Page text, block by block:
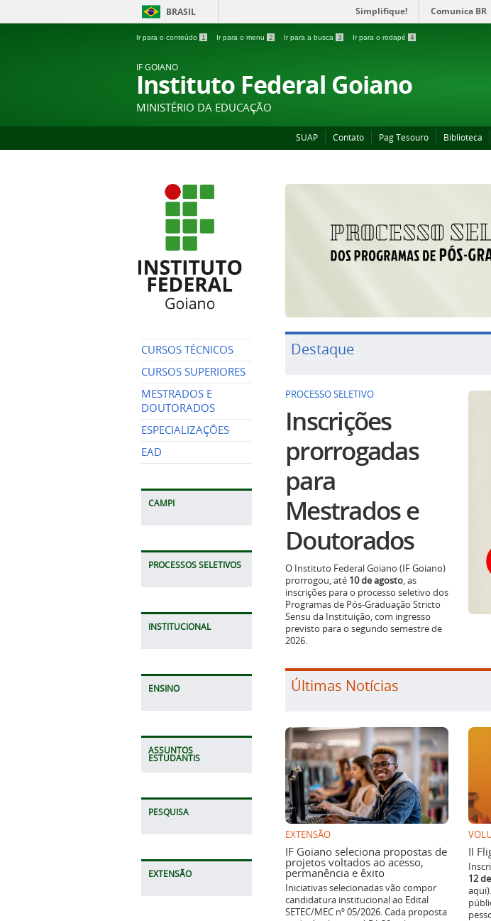
BRASIL Simplifique! Comunica BR
Ir para o conteúdo 1 Ir para o menu 2 Ir para a busca 3 Ir para o rodapé 4
IF GOIANO
Instituto Federal Goiano
MINISTÉRIO DA EDUCAÇÃO
SUAP Contato Pag Tesouro Biblioteca
CURSOS TÉCNICOS
CURSOS SUPERIORES
MESTRADOS E
DOUTORADOS
ESPECIALIZAÇÕES
EAD
CAMPI
PROCESSOS SELETIVOS
INSTITUCIONAL
ENSINO
ASSUNTOS
ESTUDANTIS
PESQUISA
EXTENSÃO
Destaque
PROCESSO SELETIVO
Inscrições
prorrogadas
para
Mestrados e
Doutorados
O Instituto Federal Goiano (IF Goiano)
prorrogou, até 10 de agosto, as
inscrições para o processo seletivo dos
Programas de Pós-Graduação Stricto
Sensu da Instituição, com ingresso
previsto para o segundo semestre de
2026.
Últimas Notícias
EXTENSÃO
IF Goiano seleciona propostas de
projetos voltados ao acesso,
permanência e êxito
Iniciativas selecionadas vão compor
candidatura institucional ao Edital
SETEC/MEC nº 05/2026. Cada proposta
II
12